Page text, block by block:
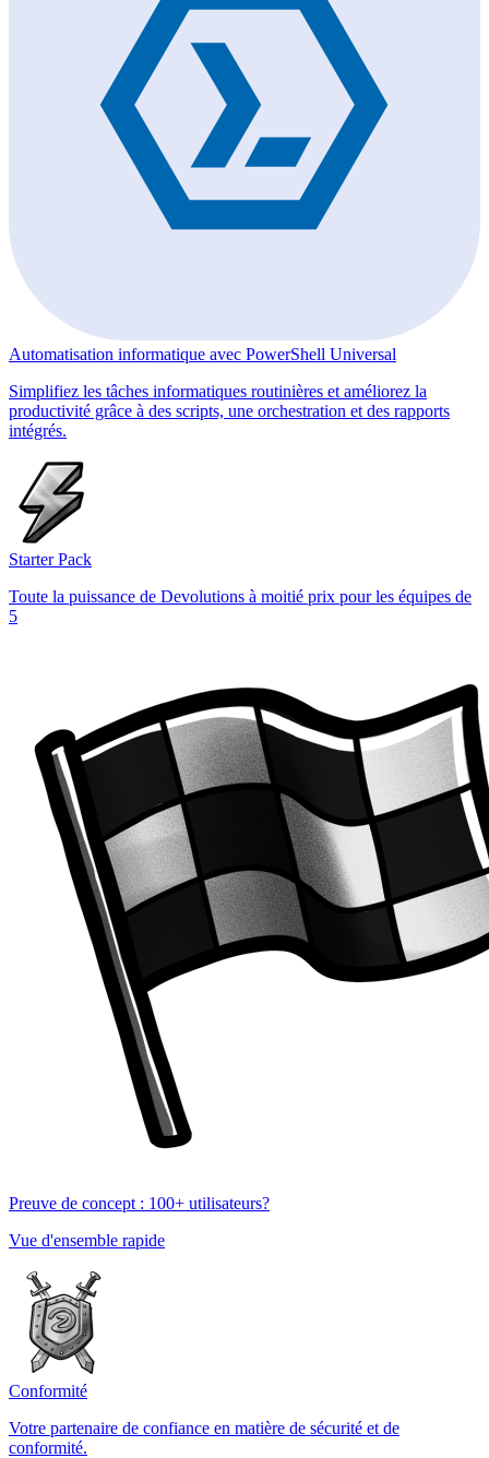
Automatisation informatique avec PowerShell Universal
Simplifiez les tâches informatiques routinières et améliorez la
productivité grâce à des scripts, une orchestration et des rapports
intégrés.
Starter Pack
Toute la puissance de Devolutions à moitié prix pour les équipes de
5
Preuve de concept : 100+ utilisateurs?
Vue d'ensemble rapide
Conformité
Votre partenaire de confiance en matière de sécurité et de
conformité.